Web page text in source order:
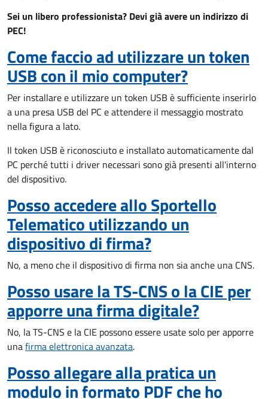
Sei un libero professionista? Devi già avere un indirizzo di
PEC!
Come faccio ad utilizzare un token
USB con il mio computer?
Per installare e utilizzare un token USB è sufficiente inserirlo
a una presa USB del PC e attendere il messaggio mostrato
nella figura a lato.
Il token USB è riconosciuto e installato automaticamente dal
PC perché tutti i driver necessari sono già presenti all'interno
del dispositivo.
Posso accedere allo Sportello
Telematico utilizzando un
dispositivo di firma?
No, a meno che il dispositivo di firma non sia anche una CNS.
Posso usare la TS-CNS o la CIE per
apporre una firma digitale?
No, la TS-CNS e la CIE possono essere usate solo per apporre
unafirma elettronica avanzata.
Posso allegare alla pratica un
modulo in formato PDF che ho